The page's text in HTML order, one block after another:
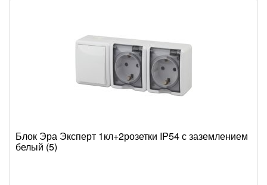
Блок Эра Эксперт 1кл+2розетки IP54 с заземлением
белый (5)